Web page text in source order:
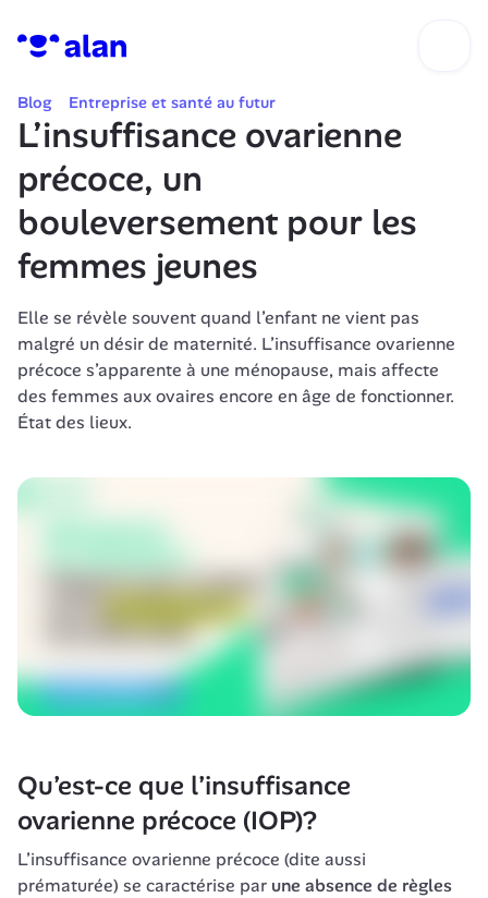
Blog Entreprise et santé au futur
L’insuffisance ovarienne
précoce, un
bouleversement pour les
femmes jeunes
Elle se révèle souvent quand l’enfant ne vient pas
malgré un désir de maternité. L’insuffisance ovarienne
précoce s’apparente à une ménopause, mais affecte
des femmes aux ovaires encore en âge de fonctionner.
État des lieux.
Qu’est-ce que l’insuffisance
ovarienne précoce (IOP)?
L’insuffisance ovarienne précoce (dite aussi
prématurée) se caractérise par une absence de règles